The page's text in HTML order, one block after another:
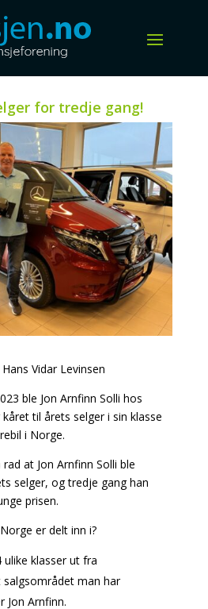
for tredje gang!
Vidar Levinsen
ble Jon Arnfinn Solli hos
til årets selger i sin klasse
i Norge.
at Jon Arnfinn Solli ble
selger, og tredje gang han
prisen.
er delt inn i?
klasser ut fra
man har
Jon Arnfinn.